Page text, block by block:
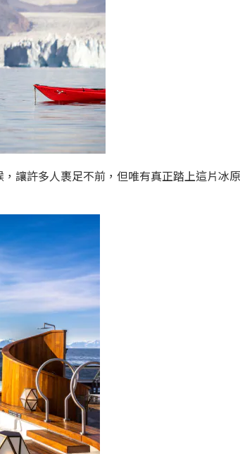
讓許多人裹足不前，但唯有真正踏上這片